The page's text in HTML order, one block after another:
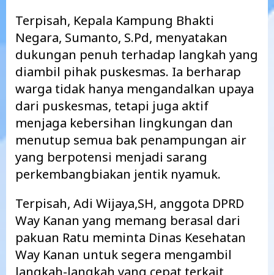
Terpisah, Kepala Kampung Bhakti
Negara, Sumanto, S.Pd, menyatakan
dukungan penuh terhadap langkah yang
diambil pihak puskesmas. Ia berharap
warga tidak hanya mengandalkan upaya
dari puskesmas, tetapi juga aktif
menjaga kebersihan lingkungan dan
menutup semua bak penampungan air
yang berpotensi menjadi sarang
perkembangbiakan jentik nyamuk.
Terpisah, Adi Wijaya,SH, anggota DPRD
Way Kanan yang memang berasal dari
pakuan Ratu meminta Dinas Kesehatan
Way Kanan untuk segera mengambil
langkah-langkah yang cepat terkait